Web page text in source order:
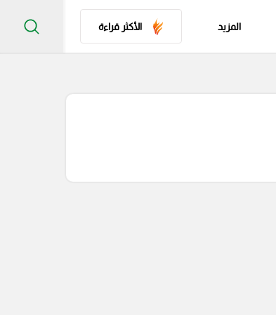
المزيد الأكثر قراءة